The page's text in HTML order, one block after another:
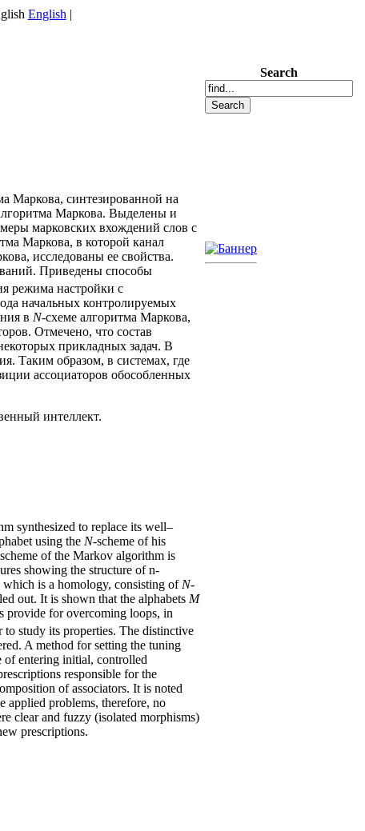
English |
Маркова, синтезированной на
Маркова. Выделены и
марковских вхождений слов с
Маркова, в которой канал
исследованы ее свойства.
Приведены способы
режима настройки с
начальных контролируемых
в N-схеме алгоритма Маркова,
Отмечено, что состав
прикладных задач. В
Таким образом, в системах, где
ассоциаторов обособленных
интеллект.
synthesized to replace its well–
using the N-scheme of his
of the Markov algorithm is
showing the structure of n-
which is a homology, consisting of N-
out. It is shown that the alphabets M
provide for overcoming loops, in
study its properties. The distinctive
A method for setting the tuning
of entering initial, controlled
responsible for the
of associators. It is noted
applied problems, therefore, no
clear and fuzzy (isolated morphisms)
prescriptions.
Search